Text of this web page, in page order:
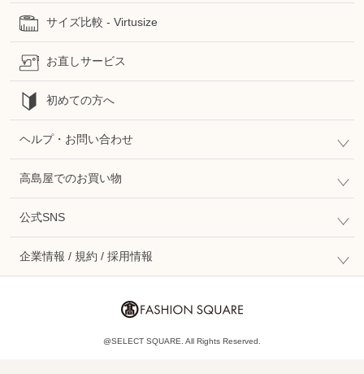
サイズ比較 - Virtusize
お直しサービス
初めての方へ
ヘルプ・お問い合わせ
高島屋でのお買い物
公式SNS
企業情報 / 規約 / 採用情報
@SELECT SQUARE. All Rights Reserved.